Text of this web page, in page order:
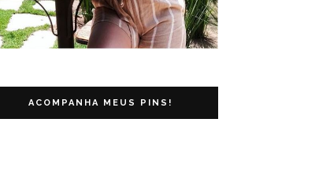
ACOMPANHA MEUS PINS!